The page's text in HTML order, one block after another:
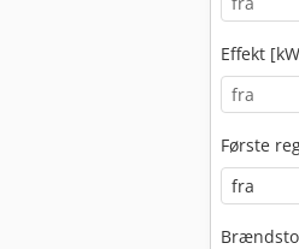
Effekt
Første